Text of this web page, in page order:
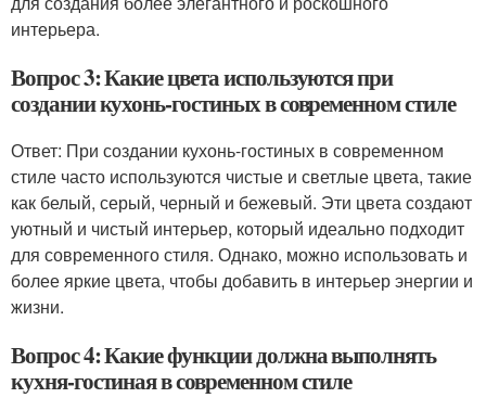
интерьера.
Вопрос 3: Какие цвета используются при
создании кухонь-гостиных в современном стиле
Ответ: При создании кухонь-гостиных в современном
стиле часто используются чистые и светлые цвета, такие
как белый, серый, черный и бежевый. Эти цвета создают
уютный и чистый интерьер, который идеально подходит
для современного стиля. Однако, можно использовать и
более яркие цвета, чтобы добавить в интерьер энергии и
жизни.
Вопрос 4: Какие функции должна выполнять
кухня-гостиная в современном стиле